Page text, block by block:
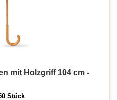
mit Holzgriff 104 cm -
Stück